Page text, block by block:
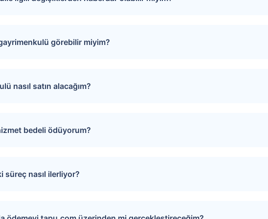
görebilir miyim?
nasıl satın alacağım?
değerlendirilerek onaylanır ya da reddedilir. Satıcının dönüşü
bedeli ödüyorum?
süreç nasıl ilerliyor?